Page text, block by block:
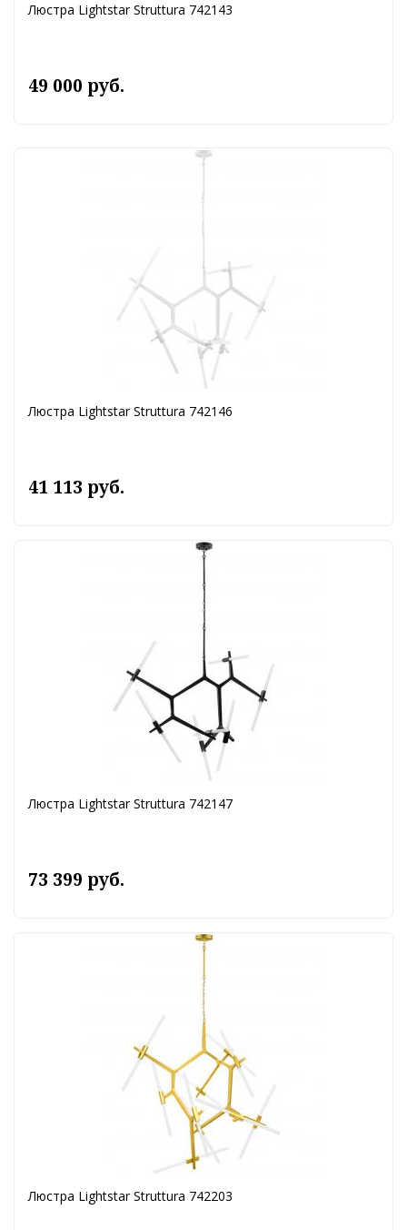
Люстра Lightstar Struttura 742143
49 000 руб.
Люстра Lightstar Struttura 742146
41 113 руб.
Люстра Lightstar Struttura 742147
73 399 руб.
Люстра Lightstar Struttura 742203